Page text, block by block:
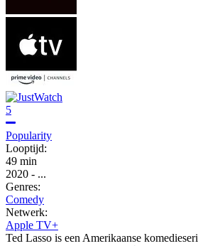
5
Popularity
Looptijd:
49 min
2020 - ...
Genres:
Comedy
Netwerk:
Apple TV+
Ted Lasso is een Amerikaanse